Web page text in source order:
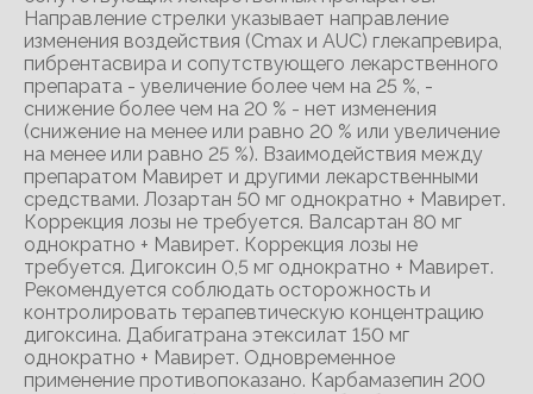
Направление стрелки указывает направление
изменения воздействия (Сmах и AUC) глекапревира,
пибрентасвира и сопутствующего лекарственного
препарата - увеличение более чем на 25 %, -
снижение более чем на 20 % - нет изменения
(снижение на менее или равно 20 % или увеличение
на менее или равно 25 %). Взаимодействия между
препаратом Мавирет и другими лекарственными
средствами. Лозартан 50 мг однократно + Мавирет.
Коррекция лозы не требуется. Валсартан 80 мг
однократно + Мавирет. Коррекция лозы не
требуется. Дигоксин 0,5 мг однократно + Мавирет.
Рекомендуется соблюдать осторожность и
контролировать терапевтическую концентрацию
дигоксина. Дабигатрана этексилат 150 мг
однократно + Мавирет. Одновременное
применение противопоказано. Карбамазепин 200